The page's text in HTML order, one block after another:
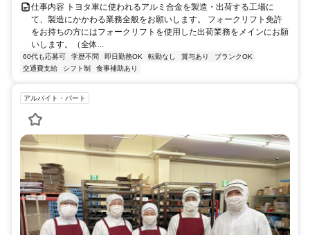
仕事内容 トヨタ車に使われるアルミ合金を製造・出荷する工場に
て、製造にかかわる業務全般をお願いします。 フォークリフト免許
をお持ちの方にはフォークリフトを使用した出荷業務をメインにお願
いします。（全体...
60代も応募可 学歴不問 即日勤務OK 転勤なし 賞与あり
ブランクOK
交通費支給
シフト制 食事補助あり
アルバイト・パート